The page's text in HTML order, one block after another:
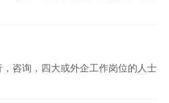
咨询，四大或外企工作岗位的人士